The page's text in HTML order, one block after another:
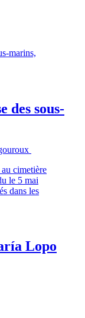
des sous-
Lopo